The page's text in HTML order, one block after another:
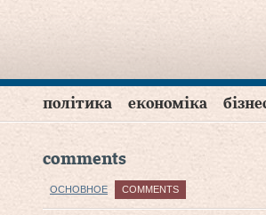
політика економіка
comments
ОСНОВНОЕ COMMENTS